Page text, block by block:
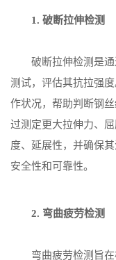
1. 破断拉伸检测
破断拉伸检测是通
测试，评估其抗拉强
作状况，帮助判断钢
过测定更大拉伸力、
度、延展性，并确保
安全性和可靠性。
2. 弯曲疲劳检测
弯曲疲劳检测旨在